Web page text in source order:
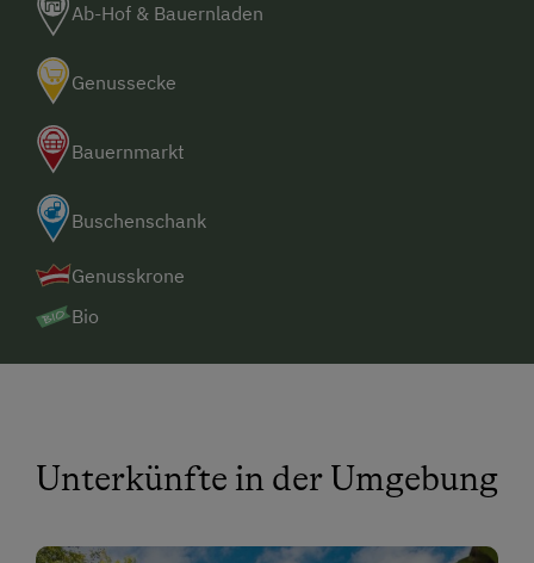
Ab-Hof & Bauernladen
Genussecke
Bauernmarkt
Buschenschank
Genusskrone
Bio
Unterkünfte in der Umgebung